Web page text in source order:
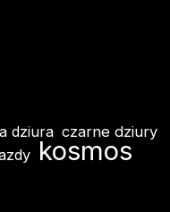
dziura czarne dziury
kosmos